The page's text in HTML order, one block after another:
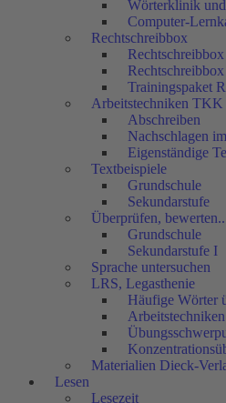
Wörterklinik
Computer-
Rechtschreibbox
Trainingspaket
Arbeitstechniken TKK
Abschreiben
Nachschlagen
Eigenständige
Textbeispiele
Grundschule
Sekundarstufe
Überprüfen,
Grundschule
Sekundarstufe I
Sprache untersuchen
LRS, Legasthenie
Häufige Wörter
Materialien Dieck-
Lesen
Lesezeit